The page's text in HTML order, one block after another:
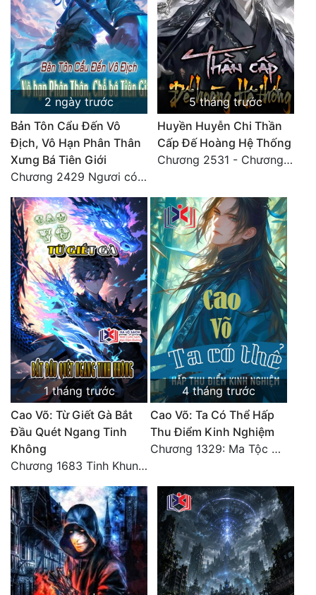
Tu Chân
Tu Tiên
Tội Phạm
Vô Địch
Võ Hiệp
Võng Du
Xuyên Không
Xuyên Nhanh
Xuyên Sách
Xuyên Thư
Điền Văn
Đô Thị
Đông Phương
Đông Phương Huyền Huyễn
Đồng Nhân
Cẩu Đạo Trường Sinh
Ngự Thú
Truyện Nam
Truyện Nữ
Vô Địch Lưu
2 ngày trước
Bản Tôn Cẩu Đến Vô
Địch, Vô Hạn Phân Thân
Xưng Bá Tiên Giới
Chương 2429 Ngươi có tuệ nhãn? Ta có...
5 tháng trước
Huyền Huyễn Chi Thần
Cấp Đế Hoàng Hệ Thống
Chương 2531 - Chương cuối
1 tháng trước
Cao Võ: Từ Giết Gà Bắt
Đầu Quét Ngang Tinh
Không
Chương 1683 Tinh Khung Võ Thánh (Hết)
4 tháng trước
Cao Võ: Ta Có Thể Hấp
Thu Điểm Kinh Nghiệm
Chương 1329: Ma Tộc đại công chúa Thương Nguyệt